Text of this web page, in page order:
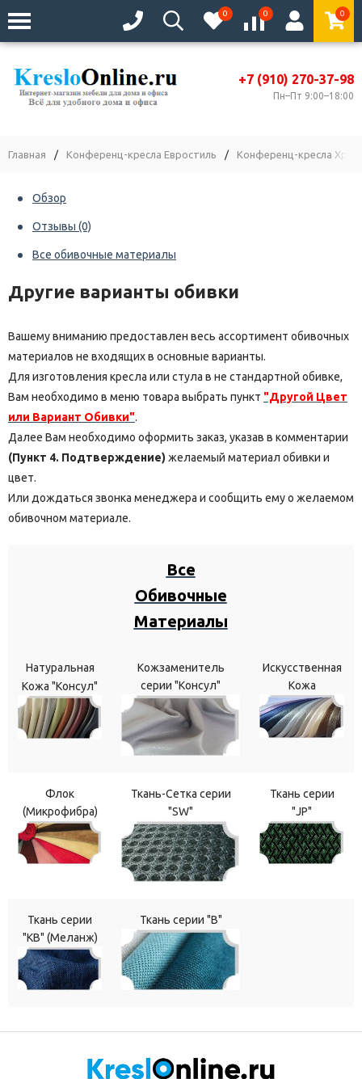
0 0 0
+7 (910) 270-37-98
Пн–Пт 9:00–18:00
Главная / Конференц-кресла Евростиль / Конференц-кресла Хром
Обзор
Отзывы (0)
Все обивочные материалы
Другие варианты обивки
Вашему вниманию предоставлен весь ассортимент обивочных
материалов не входящих в основные варианты.
Для изготовления кресла или стула в не стандартной обивке,
Вам необходимо в меню товара выбрать пункт "Другой Цвет
или Вариант Обивки".
Далее Вам необходимо оформить заказ, указав в комментарии
(Пункт 4. Подтверждение) желаемый материал обивки и
цвет.
Или дождаться звонка менеджера и сообщить ему о желаемом
обивочном материале.
Все
Обивочные
Материалы
Натуральная
Кожа "Консул"
Кожзаменитель
серии "Консул"
Искусственная
Кожа
Флок
(Микрофибра)
Ткань-Сетка серии
"SW"
Ткань серии
"JP"
Ткань серии
"КВ" (Меланж)
Ткань серии "В"